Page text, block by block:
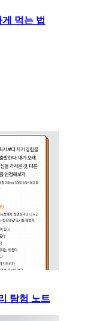
먹는 법
탐험 노트